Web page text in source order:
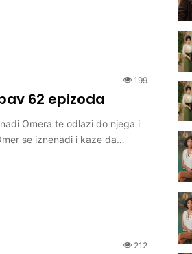
199
62 epizoda
Omera te odlazi do njega i
se iznenadi i kaze da…
212